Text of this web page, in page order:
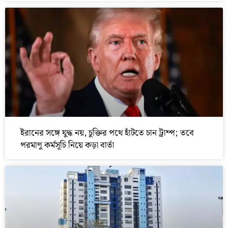
ইরানের সঙ্গে যুদ্ধ নয়, চুক্তির পথে হাঁটতে চান ট্রাম্প; তবে
পরমাণু কর্মসূচি নিয়ে কড়া বার্তা